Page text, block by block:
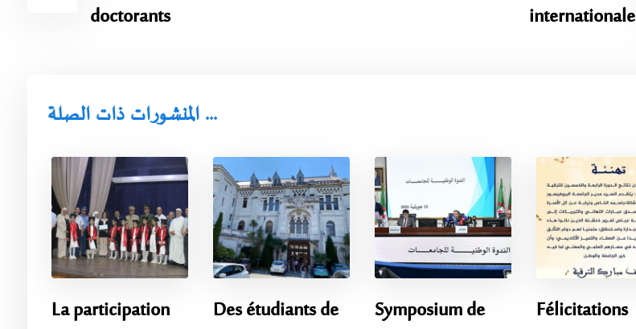
doctorants
internationale
المنشورات ذات الصلة ...
La participation
Des étudiants de
Symposium de
Félicitations